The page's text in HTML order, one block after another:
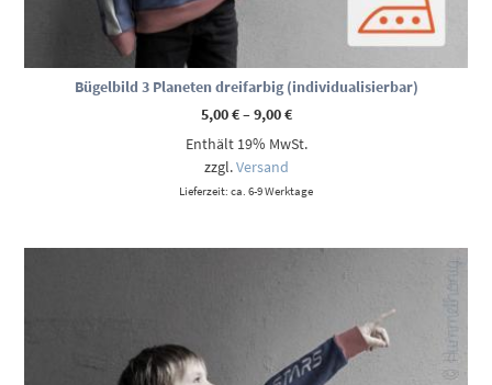
Bügelbild 3 Planeten dreifarbig (individualisierbar)
5,00€–9,00€Preisspanne:
bis
Enthält 19% MwSt.
zzgl.Versand
Lieferzeit: ca. 6-9 Werktage